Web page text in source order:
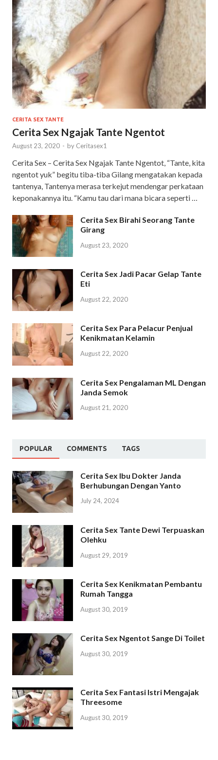
CERITA SEX TANTE
Cerita Sex Ngajak Tante Ngentot
August 23, 2020 - by Ceritasex1
Cerita Sex – Cerita Sex Ngajak Tante Ngentot, “Tante, kita
ngentot yuk” begitu tiba-tiba Gilang mengatakan kepada
tantenya, Tantenya merasa terkejut mendengar perkataan
keponakannya itu. “Kamu tau dari mana bicara seperti …
Cerita Sex Birahi Seorang Tante
Girang
August 23, 2020
Cerita Sex Jadi Pacar Gelap Tante
Eti
August 22, 2020
Cerita Sex Para Pelacur Penjual
Kenikmatan Kelamin
August 22, 2020
Cerita Sex Pengalaman ML Dengan
Janda Semok
August 21, 2020
POPULAR COMMENTS TAGS
Cerita Sex Ibu Dokter Janda
Berhubungan Dengan Yanto
July 24, 2024
Cerita Sex Tante Dewi Terpuaskan
Olehku
August 29, 2019
Cerita Sex Kenikmatan Pembantu
Rumah Tangga
August 30, 2019
Cerita Sex Ngentot Sange Di Toilet
August 30, 2019
Cerita Sex Fantasi Istri Mengajak
Threesome
August 30, 2019